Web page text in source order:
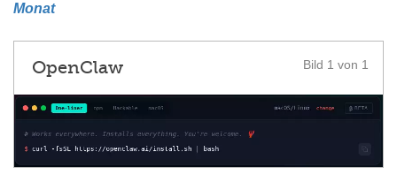
Monat
Bild 1 von 1
OpenClaw